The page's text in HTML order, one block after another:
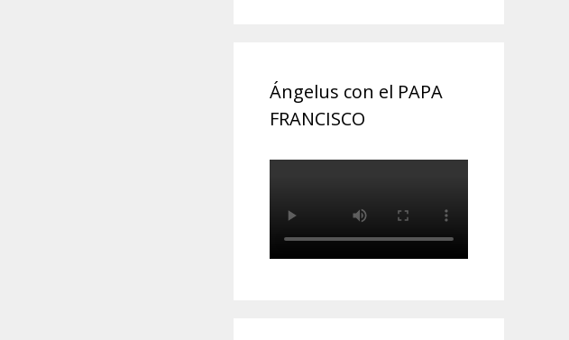
Ángelus con el PAPA
FRANCISCO